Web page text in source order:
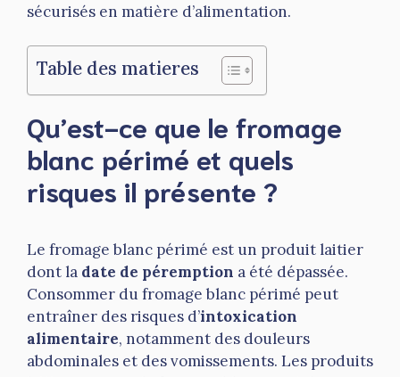
sécurisés en matière d’alimentation.
Table des matieres
Qu’est-ce que le fromage
blanc périmé et quels
risques il présente ?
Le fromage blanc périmé est un produit laitier
dont la date de péremption a été dépassée.
Consommer du fromage blanc périmé peut
entraîner des risques d’intoxication
alimentaire, notamment des douleurs
abdominales et des vomissements. Les produits